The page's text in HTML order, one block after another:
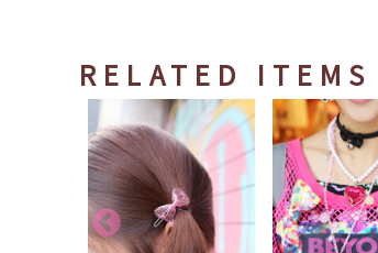
RELATED ITEMS